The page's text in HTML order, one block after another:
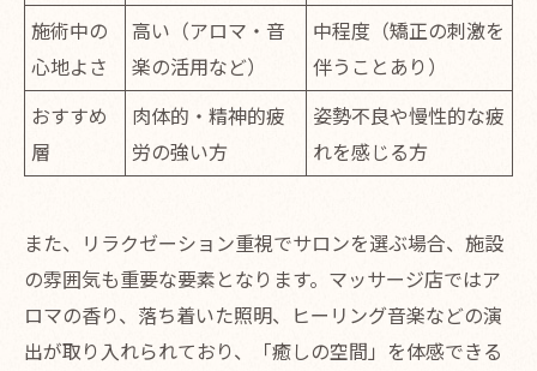
施術中の
心地よさ
高い（アロマ・音
楽の活用など）
中程度（矯正の刺激を
伴うことあり）
おすすめ
層
肉体的・精神的疲
労の強い方
姿勢不良や慢性的な疲
れを感じる方
また、リラクゼーション重視でサロンを選ぶ場合、施設
の雰囲気も重要な要素となります。マッサージ店ではア
ロマの香り、落ち着いた照明、ヒーリング音楽などの演
出が取り入れられており、「癒しの空間」を体感できる